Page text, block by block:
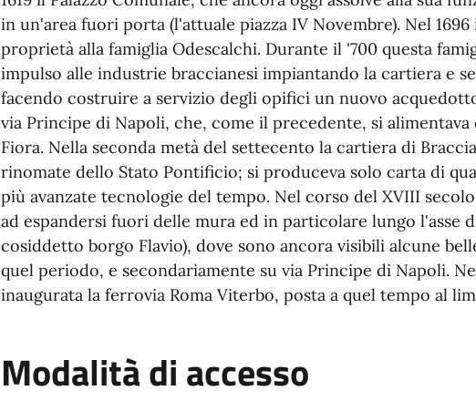
in un'area fuori porta (l'attuale piazza IV Novembre). Nel
proprietà alla famiglia Odescalchi. Durante il '700 questa
impulso alle industrie braccianesi impiantando la cartiera e
facendo costruire a servizio degli opifici un nuovo
via Principe di Napoli, che, come il precedente, si
Fiora. Nella seconda metà del settecento la cartiera di
rinomate dello Stato Pontificio; si produceva solo carta di
più avanzate tecnologie del tempo. Nel corso del XVIII
ad espandersi fuori delle mura ed in particolare lungo l'asse
cosiddetto borgo Flavio), dove sono ancora visibili alcune
quel periodo, e secondariamente su via Principe di Napoli.
inaugurata la ferrovia Roma Viterbo, posta a quel tempo al
Modalità di accesso